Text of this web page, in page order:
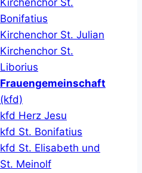
Kirchenchor St.
Bonifatius
Kirchenchor St. Julian
Kirchenchor St.
Liborius
Frauengemeinschaft
(kfd)
kfd Herz Jesu
kfd St. Bonifatius
kfd St. Elisabeth und
St. Meinolf